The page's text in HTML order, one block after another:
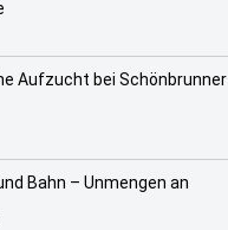
Aufzucht bei Schönbrunner
Bahn – Unmengen an